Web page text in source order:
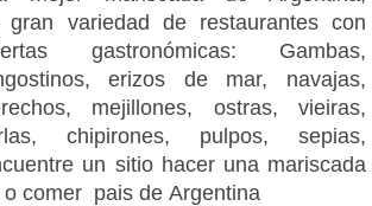
gran variedad de restaurantes con
gastronómicas: Gambas,
erizos de mar, navajas,
mejillones, ostras, vieiras,
chipirones, pulpos, sepias,
un sitio hacer una mariscada
comer pais de Argentina